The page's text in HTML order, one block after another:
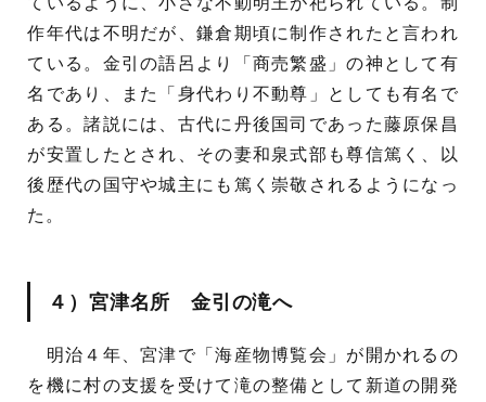
作年代は不明だが、鎌倉期頃に制作されたと言われ
ている。金引の語呂より「商売繁盛」の神として有
名であり、また「身代わり不動尊」としても有名で
ある。諸説には、古代に丹後国司であった藤原保昌
が安置したとされ、その妻和泉式部も尊信篤く、以
後歴代の国守や城主にも篤く崇敬されるようになっ
た。
４）宮津名所 金引の滝へ
明治４年、宮津で「海産物博覧会」が開かれるの
を機に村の支援を受けて滝の整備として新道の開発